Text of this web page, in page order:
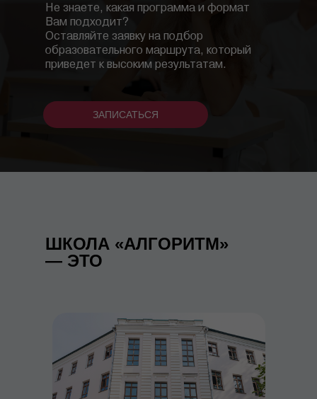
ЗАПИСАТЬСЯ
Не знаете, какая программа и формат
Вам подходит?
Оставляйте заявку на подбор
образовательного маршрута, который
приведет к высоким результатам.
ШКОЛА «АЛГОРИТМ»
— ЭТО